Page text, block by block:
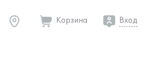
Корзина Вход